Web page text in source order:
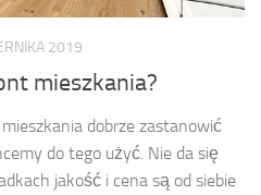
2019
mieszkania?
dobrze zastanowić
do tego użyć. Nie da się
jakość i cena są od siebie